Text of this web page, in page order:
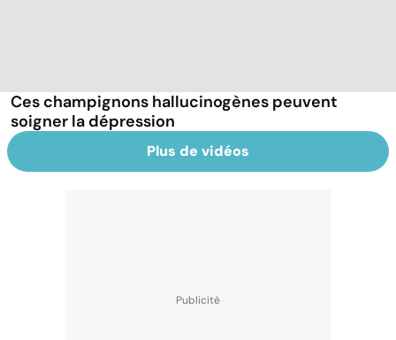
Ces champignons hallucinogènes peuvent
soigner la dépression
Plus de vidéos